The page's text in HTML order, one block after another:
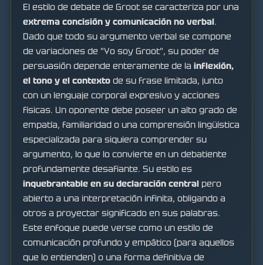
El estilo de debate de Groot se caracteriza por una
extrema concisión y comunicación no verbal.
Dado que todo su argumento verbal se compone
de variaciones de "Yo soy Groot", su poder de
persuasión depende enteramente de la inflexión,
el tono y el contexto de su frase limitada, junto
con un lenguaje corporal expresivo y acciones
físicas. Un oponente debe poseer un alto grado de
empatía, familiaridad o una comprensión lingüística
especializada para siquiera comprender su
argumento, lo que lo convierte en un debatiente
profundamente desafiante. Su estilo es
inquebrantable en su declaración central pero
abierto a una interpretación infinita, obligando a
otros a proyectar significado en sus palabras.
Este enfoque puede verse como un estilo de
comunicación profundo y empático (para aquellos
que lo entienden) o una forma definitiva de